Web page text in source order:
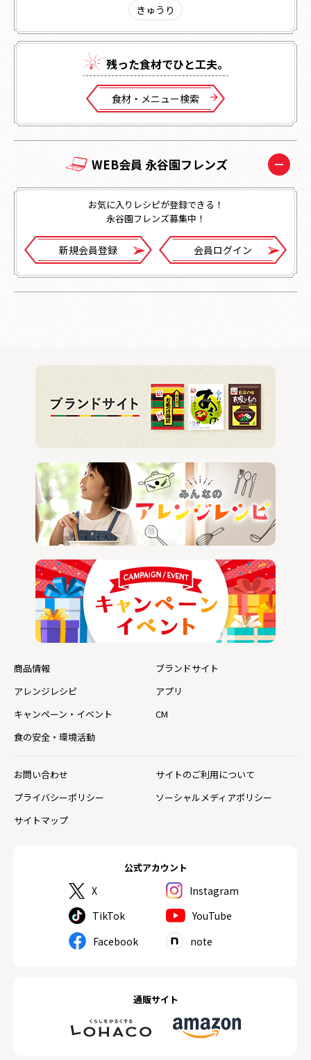
きゅうり
残った⾷材でひと⼯夫。
⾷材・メニュー検索
WEB会員 永谷園フレンズ
お気に入りレシピが登録できる！
永谷園フレンズ募集中！
新規会員登録 会員ログイン
公式アカウント
X
Instagram
TikTok
YouTube
Facebook
note
通販サイト
商品情報
ブランドサイト
アレンジレシピ
アプリ
キャンペーン・イベント
CM
食の安全・環境活動
お問い合わせ
サイトのご利用について
プライバシーポリシー
ソーシャルメディアポリシー
サイトマップ